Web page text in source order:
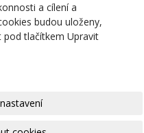
- |Mapa webu
a cílení a
budou uloženy,
tlačítkem Upravit